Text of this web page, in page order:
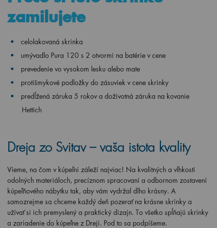
zamilujete
celolakovaná skrinka
umývadlo Pura 120 s 2 otvormi na batérie v cene
prevedenie vo vysokom lesku alebo mate
protišmykové podložky do zásuviek v cene skrinky
predĺžená záruka 5 rokov a doživotná záruka na kovanie
Hettich
Dreja zo Svitav – vaša istota kvality
Vieme, na čom v kúpeľni záleží najviac! Na kvalitných a vlhkosti
odolných materiáloch, precíznom spracovaní a odbornom zostavení
kúpeľňového nábytku tak, aby vám vydržal dlho krásny. A
samozrejme sa chceme každý deň pozerať na krásne skrinky a
užívať si ich premyslený a praktický dizajn. To všetko spĺňajú skrinky
a zariadenie do kúpeľne z Dreji. Pod to sa podpíšeme.